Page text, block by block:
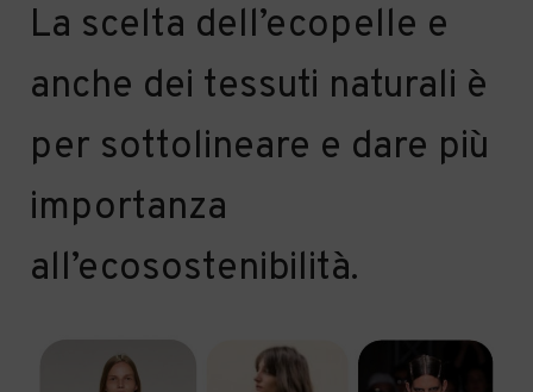
La scelta dell’ecopelle e
anche dei tessuti naturali è
per sottolineare e dare più
importanza
all’ecosostenibilità.